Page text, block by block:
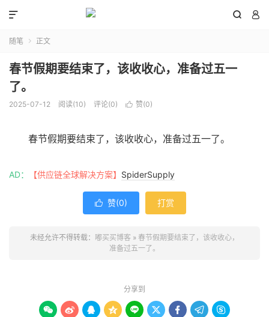
 

随笔  正文
春节假期要结束了，该收收心，准备过五一
了。
2025-07-12 阅读(10) 评论(0)  赞(0)
春节假期要结束了，该收收心，准备过五一了。
AD： 【供应链全球解决方案】 SpiderSupply
 赞(0) 打赏
未经允许不得转载： 嘟买买博客 » 春节假期要结束了，该收收心，
准备过五一了。
分享到
        